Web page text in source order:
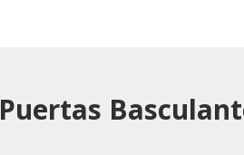
Puertas